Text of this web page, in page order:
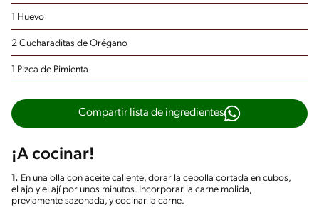
1 Huevo
2 Cucharaditas de Orégano
1 Pizca de Pimienta
Compartir lista de ingredientes
¡A cocinar!
1. En una olla con aceite caliente, dorar la cebolla cortada en cubos,
el ajo y el ají por unos minutos. Incorporar la carne molida,
previamente sazonada, y cocinar la carne.